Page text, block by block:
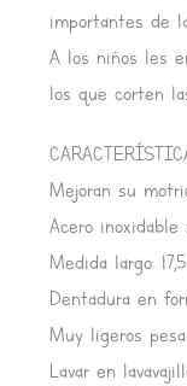
importantes de
A los niños les
los que corten
Mejoran su
Acero inoxidable
Medida largo:
Dentadura en
Muy ligeros
Lavar en